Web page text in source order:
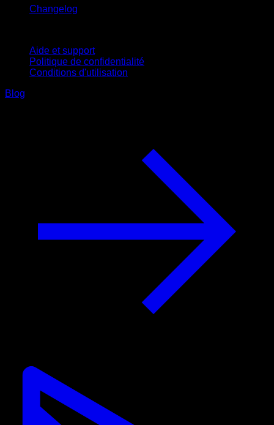
Changelog
Aide et support
Politique de confidentialité
Conditions d'utilisation
Blog